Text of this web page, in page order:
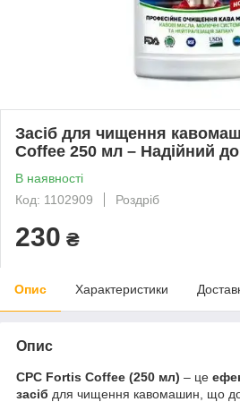
Засіб для чищення
Coffee 250 мл – Надійний
В наявності
Код: 1102909
Роздріб
230 ₴
Опис Характеристики
Опис
CPC Fortis Coffee (250 мл) – це
засіб для чищення кавомашин, що